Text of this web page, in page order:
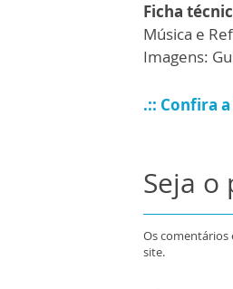
Ficha
Música e
Imagens:
.:: Confira
Seja
Os comentários
site.